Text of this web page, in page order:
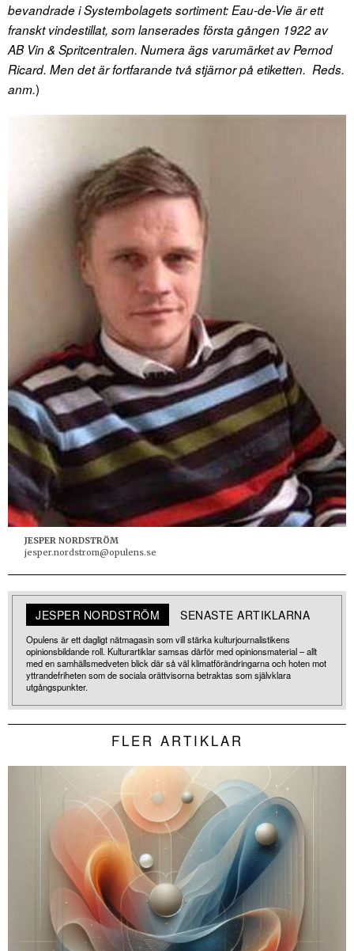
bevandrade i Systembolagets sortiment: Eau-de-Vie är ett
franskt vindestillat, som lanserades första gången 1922 av
AB Vin & Spritcentralen. Numera ägs varumärket av Pernod
Ricard. Men det är fortfarande två stjärnor på etiketten. Reds.
anm.)
JESPER NORDSTRÖM
jesper.nordstrom@opulens.se
JESPER NORDSTRÖM SENASTE ARTIKLARNA
Opulens är ett dagligt nätmagasin som vill stärka kulturjournalistikens
opinionsbildande roll. Kulturartiklar samsas därför med opinionsmaterial – allt
med en samhällsmedveten blick där så väl klimatförändringarna och hoten mot
yttrandefriheten som de sociala orättvisorna betraktas som självklara
utgångspunkter.
FLER ARTIKLAR